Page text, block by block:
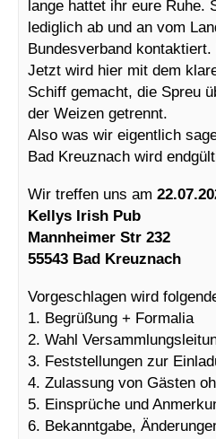
lange hattet ihr eure Ruhe.
lediglich ab und an vom
Bundesverband
Jetzt wird hier mit dem
Schiff gemacht, die Spreu
der Weizen getrennt.
Also was wir eigentlich
Bad Kreuznach wird
Wir treffen uns am
Kellys Irish Pub
Mannheimer Str 232
55543 Bad Kreuznach
Vorgeschlagen wird
1. Begrüßung + Formalia
2. Wahl
3. Feststellungen zur
4. Zulassung von Gästen
5. Einsprüche und
6. Bekanntgabe,